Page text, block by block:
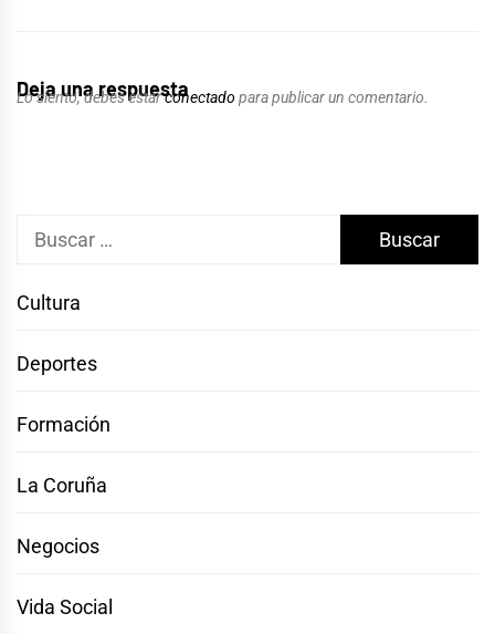
Deja una respuesta
Lo siento, debes estarconectado para publicar un comentario.
Buscar:
Cultura
Deportes
Formación
La Coruña
Negocios
Vida Social